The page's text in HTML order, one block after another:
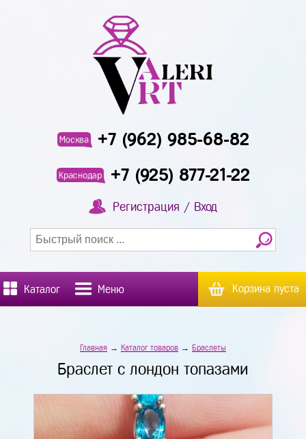
Москва +7 (962) 985-68-82
Краснодар +7 (925) 877-21-22
Регистрация / Вход
Каталог Меню Корзина пуста
Главная → Каталог товаров → Браслеты
Браслет с лондон топазами